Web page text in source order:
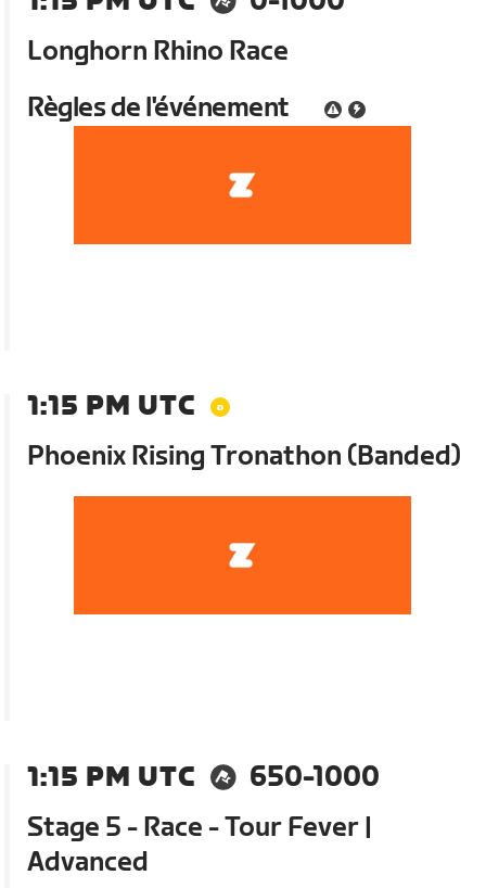
Longhorn Rhino Race
Règles de l'événement
1:15 PM UTC
Phoenix Rising Tronathon (Banded)
1:15 PM UTC
650-1000
Stage 5 - Race - Tour Fever |
Advanced